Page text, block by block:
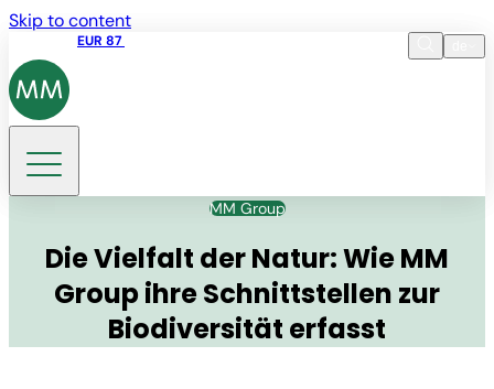
Skip to content
EUR 87
DE
MM Group
Die Vielfalt der Natur: Wie MM
Group ihre Schnittstellen zur
Biodiversität erfasst